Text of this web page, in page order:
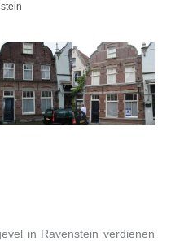
in Ravenstein verdienen